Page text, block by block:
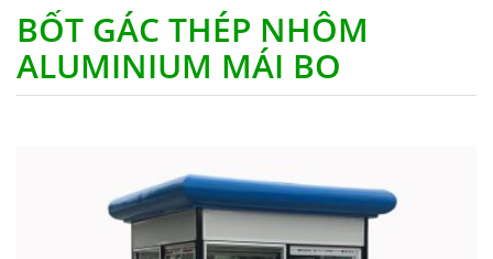
BỐT GÁC THÉP NHÔM
ALUMINIUM MÁI BO